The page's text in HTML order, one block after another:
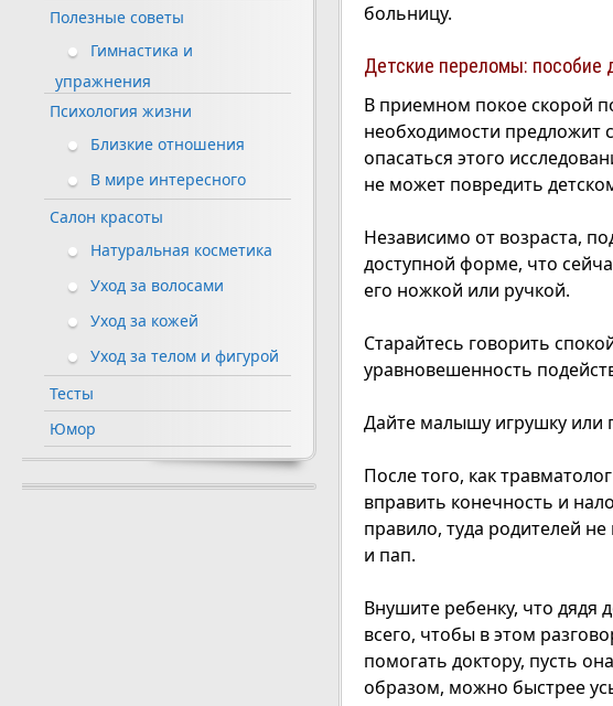
больницу.
Детские переломы: пособие
В приемном покое скорой
необходимости предложит
опасаться этого
не может повредить
Независимо от возраста,
доступной форме, что
его ножкой или ручкой.
Старайтесь говорить
уравновешенность
Дайте малышу игрушку или
После того, как
вправить конечность и
правило, туда родителей
и пап.
Внушите ребенку, что дядя
всего, чтобы в этом
помогать доктору, пусть
образом, можно быстрее
Полезные советы
Гимнастика и
упражнения
Психология жизни
Близкие отношения
В мире интересного
Салон красоты
Натуральная косметика
Уход за волосами
Уход за кожей
Уход за телом и фигурой
Тесты
Юмор